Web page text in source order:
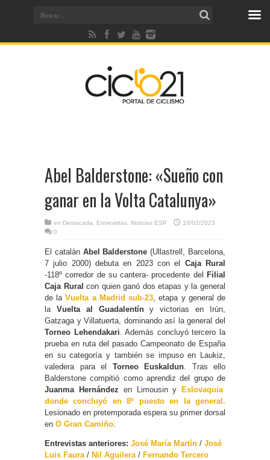
Abel Balderstone: «Sueño con
ganar en la Volta Catalunya»
en Destacada Entrevistas Noticias ESP
10/02/2023
0
El catalánAbel Balderstone (Ullastrell, Barcelona,
7 julio 2000) debuta en 2023 con el Caja Rural
-118º corredor de su cantera- procedente del
Filial
Caja Rural con quien ganó dos etapas y la general
de laVuelta a Madrid sub-23, etapa y general de
la Vuelta al Guadalentíny victorias en Irún,
Gatzaga y Villatuerta, dominando así la general del
Torneo Lehendakari. Además concluyó tercero la
prueba en ruta del pasado Campeonato de España
en su categoría y también se impuso en Laukiz,
valedera para el
Torneo Euskaldun. Tras ello
Balderstone compitió como aprendiz del grupo de
Juanma Hernández en Limousin y Eslovaquia
donde concluyó en 8º puesto en la general.
Lesionado en pretemporada espera su primer dorsal
en O Gran Camiño.
Entrevistas anteriores: José María Martín / José
Luis Faura/ Nil Aguilera/ Fernando Tercero